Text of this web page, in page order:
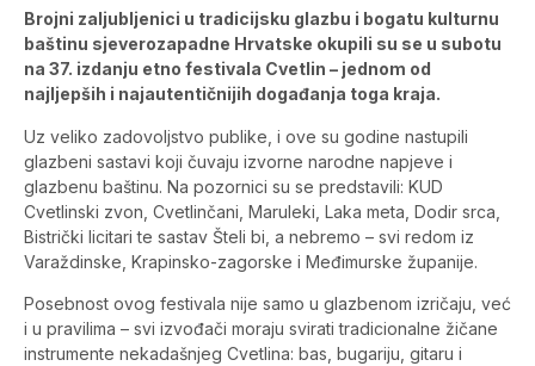
Brojni zaljubljenici u tradicijsku glazbu i bogatu kulturnu
baštinu sjeverozapadne Hrvatske okupili su se u subotu
na 37. izdanju etno festivala Cvetlin – jednom od
najljepših i najautentičnijih događanja toga kraja.
Uz veliko zadovoljstvo publike, i ove su godine nastupili
glazbeni sastavi koji čuvaju izvorne narodne napjeve i
glazbenu baštinu. Na pozornici su se predstavili: KUD
Cvetlinski zvon, Cvetlinčani, Maruleki, Laka meta, Dodir srca,
Bistrički licitari te sastav Šteli bi, a nebremo – svi redom iz
Varaždinske, Krapinsko-zagorske i Međimurske županije.
Posebnost ovog festivala nije samo u glazbenom izričaju, već
i u pravilima – svi izvođači moraju svirati tradicionalne žičane
instrumente nekadašnjeg Cvetlina: bas, bugariju, gitaru i